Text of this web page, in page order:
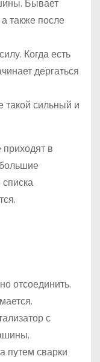
Бывает
также после
Когда есть
дергаться
такой сильный и
приходят в
отсоединить.
с
путем сварки